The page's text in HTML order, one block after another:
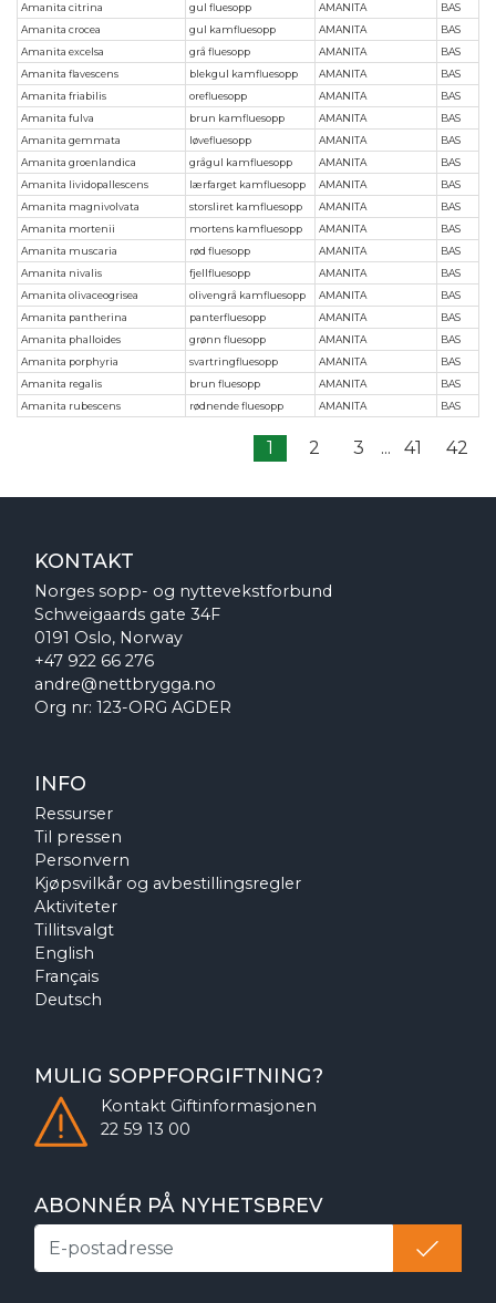
Amanita citrina
gul fluesopp AMANITA
BAS
Amanita crocea
gul kamfluesopp AMANITA
BAS
Amanita excelsa
grå fluesopp AMANITA
BAS
Amanita flavescens
blekgul kamfluesopp AMANITA
BAS
Amanita friabilis
orefluesopp AMANITA
BAS
Amanita fulva
brun kamfluesopp AMANITA
BAS
Amanita gemmata
løvefluesopp AMANITA
BAS
Amanita groenlandica
grågul kamfluesopp AMANITA
BAS
Amanita lividopallescens
lærfarget kamfluesopp AMANITA
BAS
Amanita magnivolvata
storsliret kamfluesopp AMANITA
BAS
Amanita mortenii
mortens kamfluesopp AMANITA
BAS
Amanita muscaria
rød fluesopp AMANITA
BAS
Amanita nivalis
fjellfluesopp AMANITA
BAS
Amanita olivaceogrisea
olivengrå kamfluesopp AMANITA
BAS
Amanita pantherina
panterfluesopp AMANITA
BAS
Amanita phalloides
grønn fluesopp AMANITA
BAS
Amanita porphyria
svartringfluesopp AMANITA
BAS
Amanita regalis
brun fluesopp AMANITA
BAS
Amanita rubescens
rødnende fluesopp AMANITA BAS
1 2 3 ... 41 42
KONTAKT
Norges sopp- og nyttevekstforbund
Schweigaards gate 34F
0191 Oslo, Norway
+47 922 66 276
andre@nettbrygga.no
Org nr: 123-ORG AGDER
INFO
Ressurser
Til pressen
Personvern
Kjøpsvilkår og avbestillingsregler
Aktiviteter
Tillitsvalgt
English
Français
Deutsch
MULIG SOPPFORGIFTNING?
Kontakt Giftinformasjonen
22 59 13 00
ABONNÉR PÅ NYHETSBREV